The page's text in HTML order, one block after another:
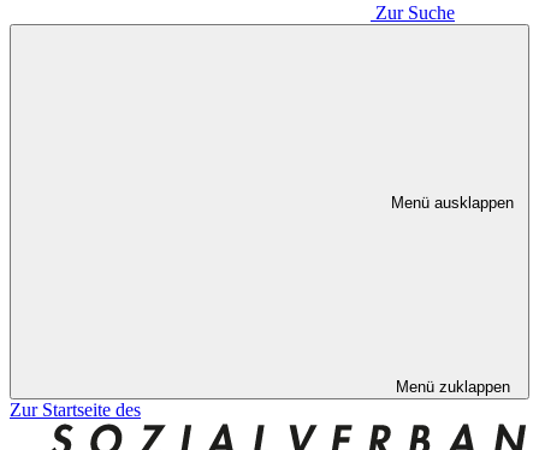
Zur Suche
Menü ausklappen
Menü zuklappen
Zur Startseite des